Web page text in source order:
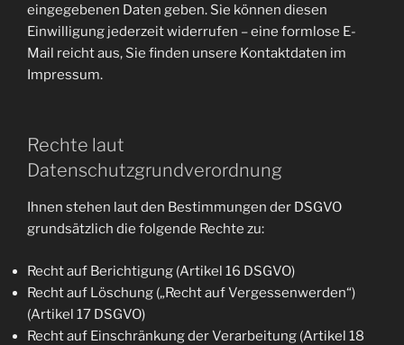
eingegebenen Daten geben. Sie können diesen
Einwilligung jederzeit widerrufen – eine formlose E-
Mail reicht aus, Sie finden unsere Kontaktdaten im
Impressum.
Rechte laut
Datenschutzgrundverordnung
Ihnen stehen laut den Bestimmungen der DSGVO
grundsätzlich die folgende Rechte zu:
Recht auf Berichtigung (Artikel 16 DSGVO)
Recht auf Löschung („Recht auf Vergessenwerden“)
(Artikel 17 DSGVO)
Recht auf Einschränkung der Verarbeitung (Artikel 18